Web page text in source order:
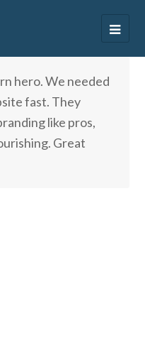
hero. We needed
fast. They
like pros,
Great